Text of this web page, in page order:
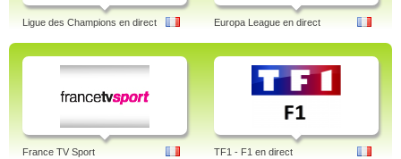
Ligue des Champions en direct Europa League en direct
France TV Sport TF1 - F1 en direct